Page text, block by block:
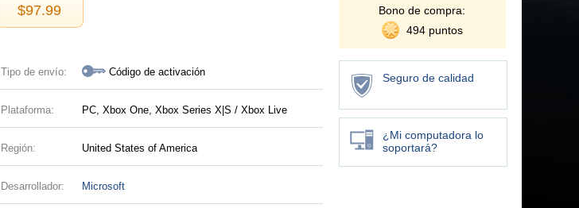
$97.99
Tipo de envío: Código de activación
Plataforma: PC, Xbox One, Xbox Series X|S / Xbox Live
Región: United States of America
Desarrollador: Microsoft
Bono de compra:
494 puntos
Seguro de calidad
¿Mi computadora lo
soportará?